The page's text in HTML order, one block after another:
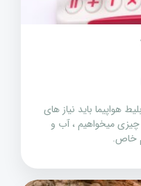
هواپیما باید نیاز های
میخواهیم ، آب و
خاص.